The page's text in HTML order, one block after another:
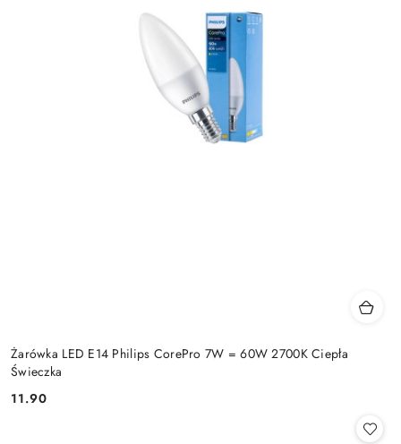
Żarówka LED E14 Philips CorePro 7W = 60W 2700K Ciepła
Świeczka
Cena:
11.90